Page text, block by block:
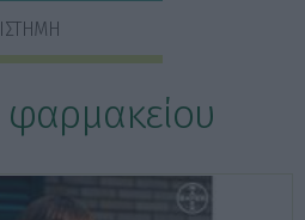
ΕΠΙΛΟΓΕΣ ΕΜΦΑΝΙΣΗΣ ΑΡΘΡΩΝ: